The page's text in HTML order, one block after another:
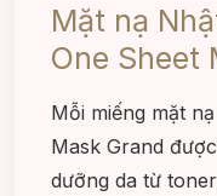
Mặt nạ
One Sheet
Mỗi miếng mặt
Mask Grand
dưỡng da từ